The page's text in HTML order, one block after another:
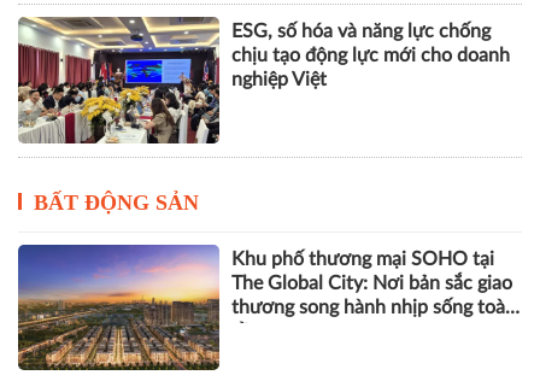
ESG, số hóa và năng lực chống
chịu tạo động lực mới cho doanh
nghiệp Việt
BẤT ĐỘNG SẢN
Khu phố thương mại SOHO tại
The Global City: Nơi bản sắc giao
thương song hành nhịp sống toàn